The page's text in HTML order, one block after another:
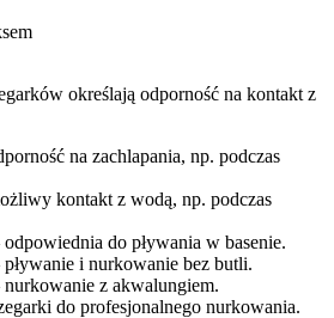
określają odporność na kontakt z
na zachlapania, np. podczas
kontakt z wodą, np. podczas
odpowiednia do pływania w basenie.
pływanie i nurkowanie bez butli.
nurkowanie z akwalungiem.
do profesjonalnego nurkowania.